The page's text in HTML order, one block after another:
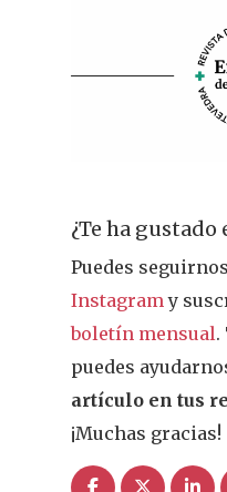
¿Te ha
Puedes
Instagram y
boletín mensual.
puedes
artículo en tus
¡Muchas gracias!